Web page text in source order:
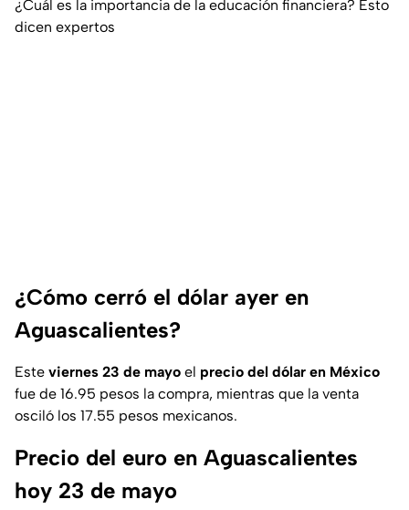
¿Cuál es la importancia de la educación financiera? Esto
dicen expertos
¿Cómo cerró el dólar ayer en
Aguascalientes?
Este viernes 23 de mayo el precio del dólar en México
fue de 16.95 pesos la compra, mientras que la venta
osciló los 17.55 pesos mexicanos.
Precio del euro en Aguascalientes
hoy 23 de mayo